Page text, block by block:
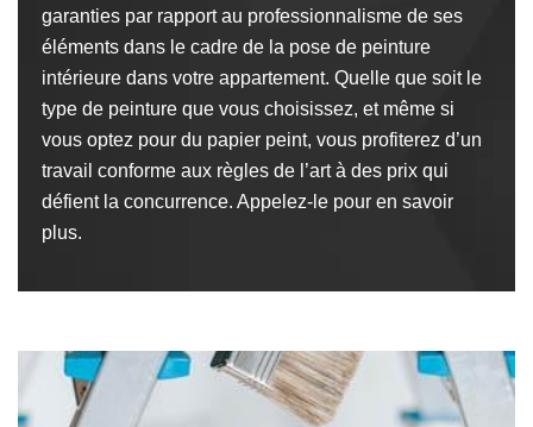
garanties par rapport au professionnalisme de ses
éléments dans le cadre de la pose de peinture
intérieure dans votre appartement. Quelle que soit le
type de peinture que vous choisissez, et même si
vous optez pour du papier peint, vous profiterez d’un
travail conforme aux règles de l’art à des prix qui
défient la concurrence. Appelez-le pour en savoir
plus.